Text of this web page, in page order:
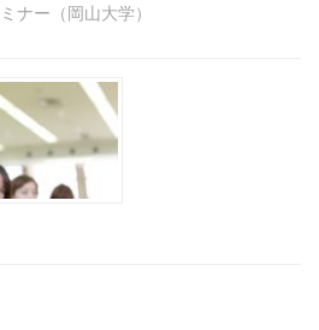
ナー（岡山大学）